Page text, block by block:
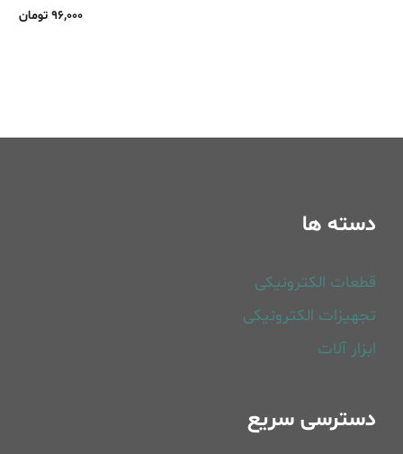
96,000 تومان
دسته ها
قطعات الکترونیکی
تجهیزات الکترونیکی
ابزار آلات
دسترسی سریع